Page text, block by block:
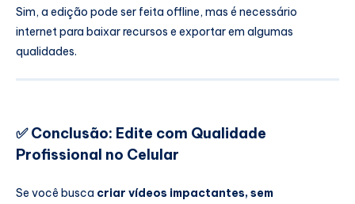
Sim, a edição pode ser feita offline, mas é necessário
internet para baixar recursos e exportar em algumas
qualidades.
✅Conclusão: Edite com Qualidade
Profissional no Celular
Se você busca criar vídeos impactantes, sem